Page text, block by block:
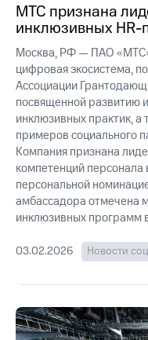
Программа
приобретения
Порядок
выкупа
акций
Дивиденды
Рынок
облигаций
Описание
Уведомление
о
погашении
именных
облигаций
Другое
Регистратор
Контакты
развитие
МТС признана
инклюзивных HR-
Москва, РФ — ПАО
цифровая экосистема,
Ассоциации
посвященной развитию
инклюзивных практик,
примеров социального
Компания признана
компетенций
персональной
амбассадора отмечена
инклюзивных программ
03.02.2026 Новости